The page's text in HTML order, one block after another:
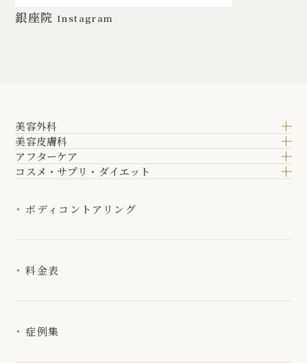
銀座院 Instagram
美容外科
美容皮膚科
アフターケア
コスメ・サプリ・ダイエット
ボディコントアリング
料金表
症例集